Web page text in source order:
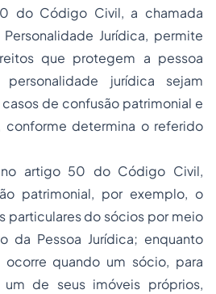
do Código Civil, a chamada
Jurídica, permite
que protegem a pessoa
jurídica sejam
de confusão patrimonial e
conforme determina o referido
artigo 50 do Código Civil,
patrimonial, por exemplo, o
particulares do sócios por meio
da Pessoa Jurídica; enquanto
quando um sócio, para
de seus imóveis próprios,